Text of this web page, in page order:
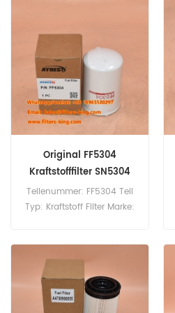
Original FF5304
Kraftstofffilter SN5304
Teilenummer: FF5304 Teil
Typ: Kraftstoff Filter Marke: